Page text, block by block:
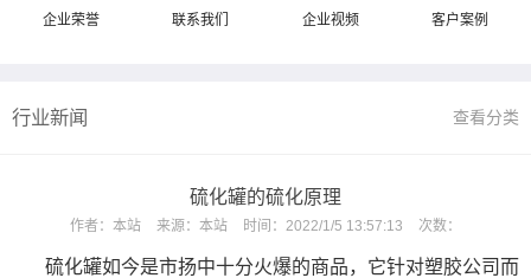
企业荣誉 联系我们 企业视频 客户案例
行业新闻 查看分类
硫化罐的硫化原理
作者： 本站 来源： 本站 时间： 2022/1/5 13:57:13 次数：
硫化罐如今是市扬中十分火爆的商品，它针对塑胶公司而